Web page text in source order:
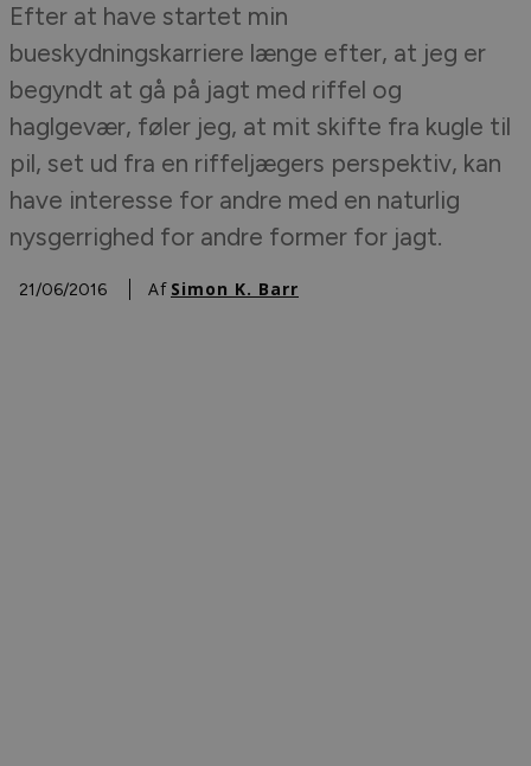
Efter at have startet min
bueskydningskarriere længe efter, at jeg er
begyndt at gå på jagt med riffel og
haglgevær, føler jeg, at mit skifte fra kugle til
pil, set ud fra en riffeljægers perspektiv, kan
have interesse for andre med en naturlig
nysgerrighed for andre former for jagt.
21/06/2016 Af Simon K. Barr